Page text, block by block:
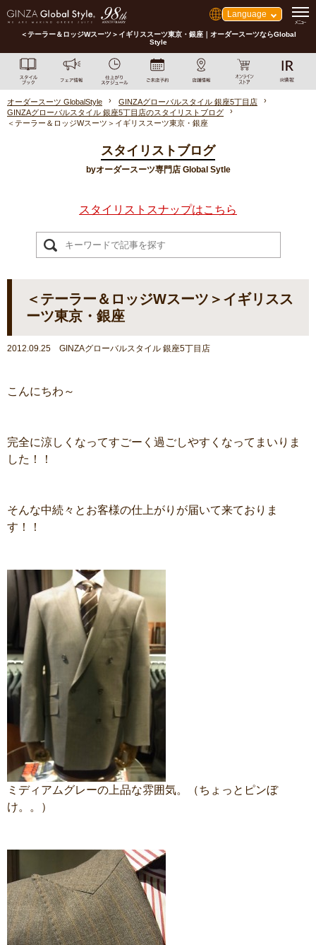
Language
＜テーラー＆ロッジWスーツ＞イギリススーツ東京・銀座｜オーダースーツならGlobal
Style
オーダースーツ GlobalStyle
GINZAグローバルスタイル 銀座5丁目店
GINZAグローバルスタイル 銀座5丁目店のスタイリストブログ
＜テーラー＆ロッジWスーツ＞イギリススーツ東京・銀座
スタイリストブログ
byオーダースーツ専門店 Global Sytle
スタイリストスナップはこちら
＜テーラー＆ロッジWスーツ＞イギリスス
ーツ東京・銀座
2012.09.25 GINZAグローバルスタイル 銀座5丁目店
こんにちわ～
完全に涼しくなってすごーく過ごしやすくなってまいりま
した！！
そんな中続々とお客様の仕上がりが届いて来ておりま
す！！
ミディアムグレーの上品な雰囲気。（ちょっとピンぼ
け。。）